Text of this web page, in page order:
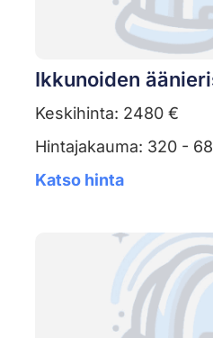
Ikkunoiden
Keskihinta: 2480 €
Hintajakauma: 320 -
Katso hinta